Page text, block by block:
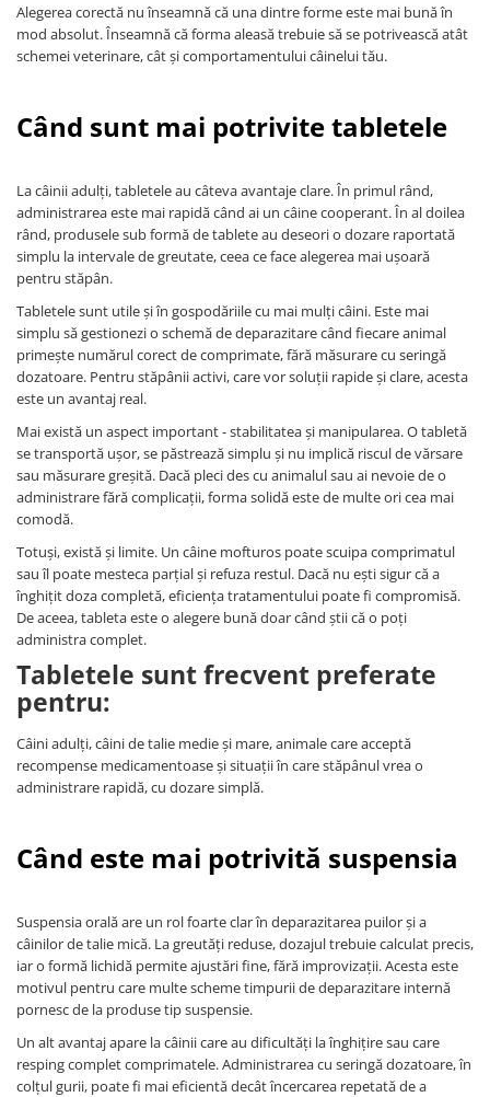
Alegerea corectă nu înseamnă că una dintre forme este mai bună în
mod absolut. Înseamnă că forma aleasă trebuie să se potrivească atât
schemei veterinare, cât și comportamentului câinelui tău.
Când sunt mai potrivite tabletele
La câinii adulți, tabletele au câteva avantaje clare. În primul rând,
administrarea este mai rapidă când ai un câine cooperant. În al doilea
rând, produsele sub formă de tablete au deseori o dozare raportată
simplu la intervale de greutate, ceea ce face alegerea mai ușoară
pentru stăpân.
Tabletele sunt utile și în gospodăriile cu mai mulți câini. Este mai
simplu să gestionezi o schemă de deparazitare când fiecare animal
primește numărul corect de comprimate, fără măsurare cu seringă
dozatoare. Pentru stăpânii activi, care vor soluții rapide și clare, acesta
este un avantaj real.
Mai există un aspect important - stabilitatea și manipularea. O tabletă
se transportă ușor, se păstrează simplu și nu implică riscul de vărsare
sau măsurare greșită. Dacă pleci des cu animalul sau ai nevoie de o
administrare fără complicații, forma solidă este de multe ori cea mai
comodă.
Totuși, există și limite. Un câine mofturos poate scuipa comprimatul
sau îl poate mesteca parțial și refuza restul. Dacă nu ești sigur că a
înghițit doza completă, eficiența tratamentului poate fi compromisă.
De aceea, tableta este o alegere bună doar când știi că o poți
administra complet.
Tabletele sunt frecvent preferate
pentru:
Câini adulți, câini de talie medie și mare, animale care acceptă
recompense medicamentoase și situații în care stăpânul vrea o
administrare rapidă, cu dozare simplă.
Când este mai potrivită suspensia
Suspensia orală are un rol foarte clar în deparazitarea puilor și a
câinilor de talie mică. La greutăți reduse, dozajul trebuie calculat precis,
iar o formă lichidă permite ajustări fine, fără improvizații. Acesta este
motivul pentru care multe scheme timpurii de deparazitare internă
pornesc de la produse tip suspensie.
Un alt avantaj apare la câinii care au dificultăți la înghițire sau care
resping complet comprimatele. Administrarea cu seringă dozatoare, în
colțul gurii, poate fi mai eficientă decât încercarea repetată de a